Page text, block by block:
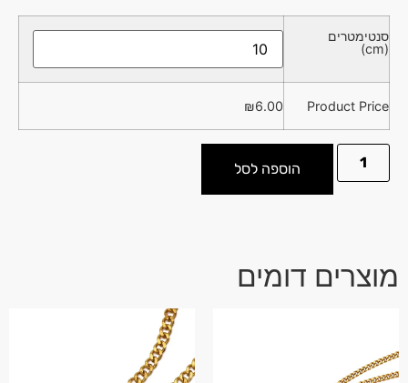
סנטימטרים
(cm)
Product Price
₪6.00
הוספה לסל
מוצרים דומים